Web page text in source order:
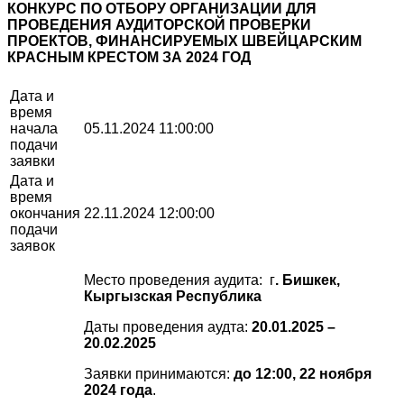
КОНКУРС ПО ОТБОРУ ОРГАНИЗАЦИИ ДЛЯ
ПРОВЕДЕНИЯ АУДИТОРСКОЙ ПРОВЕРКИ
ПРОЕКТОВ, ФИНАНСИРУЕМЫХ ШВЕЙЦАРСКИМ
КРАСНЫМ КРЕСТОМ ЗА 2024 ГОД
Дата и
время
начала
подачи
заявки
05.11.2024 11:00:00
Дата и
время
окончания
подачи
заявок
22.11.2024 12:00:00
Место проведения аудита: г. Бишкек,
Кыргызская Республика
Даты проведения аудта: 20.01.2025 –
20.02.2025
Заявки принимаются: до 12:00, 22 ноября
2024 года.